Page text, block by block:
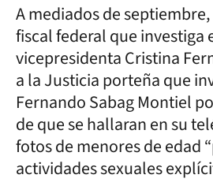
A mediados de
fiscal federal que investiga
vicepresidenta Cristina
a la Justicia porteña que
Fernando Sabag Montiel
de que se hallaran en su
fotos de menores de edad
actividades sexuales